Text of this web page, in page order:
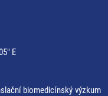
E
biomedicínský výzkum